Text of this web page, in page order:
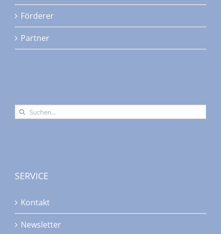
Produktseite
werden
Förderer
Partner
Suche
nach:
SERVICE
Kontakt
Newsletter